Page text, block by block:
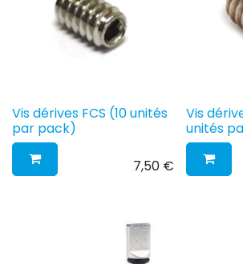
Vis dérives FCS (10 unités
par pack)
7,50€
Vis
unités